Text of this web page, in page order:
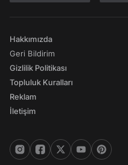
Hakkımızda
Geri Bildirim
Gizlilik Politikası
Topluluk Kuralları
Reklam
İletişim